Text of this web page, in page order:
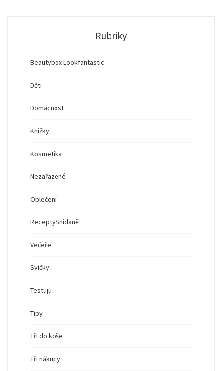
Rubriky
Beautybox Lookfantastic
Děti
Domácnost
Knížky
Kosmetika
Nezařazené
Oblečení
ReceptySnídaně
Večeře
Svíčky
Testuju
Tipy
Tři do koše
Tři nákupy